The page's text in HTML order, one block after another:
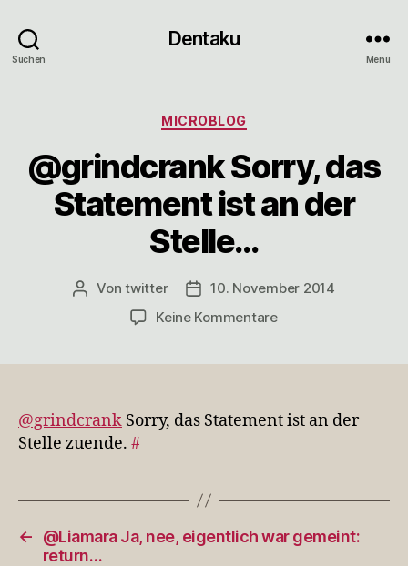
Suchen
Dentaku
Menü
Kategorien
MICROBLOG
@grindcrank Sorry, das
Statement ist an der
Stelle…
Beitragsautor
Vontwitter Veröffentlichungsdatum
10. November 2014
Keine Kommentarezu
ist
@grindcrank Sorry, das Statement ist an der
Stelle zuende. #
←
@Liamara Ja, nee, eigentlich war gemeint:
return…